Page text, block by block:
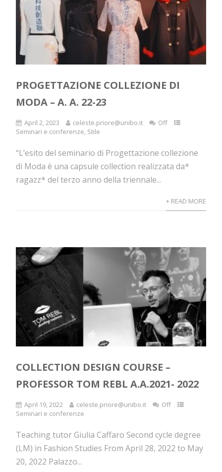
PROGETTAZIONE COLLEZIONE DI
MODA – A. A. 22-23
April 2, 2023 celeste.priore@unibo.it
Off
Seminari e conferenze, Stile
“L’esito del seminario di Progettazione collezione
di Moda è una capsule collection realizzata da*
ragazz* del terzo anno della triennale...
+ READ MORE
COLLECTION DESIGN COURSE –
PROFESSOR TOM REBL A.A.2021- 2022
April 19, 2022 celeste.priore@unibo.it
Off
Seminari e conferenze
Teaching tutor Giulia Caffaro Second cycle degree
(LM) in Fashion Studies From April 28, 2022 to May
20, 2022 Palazzo...